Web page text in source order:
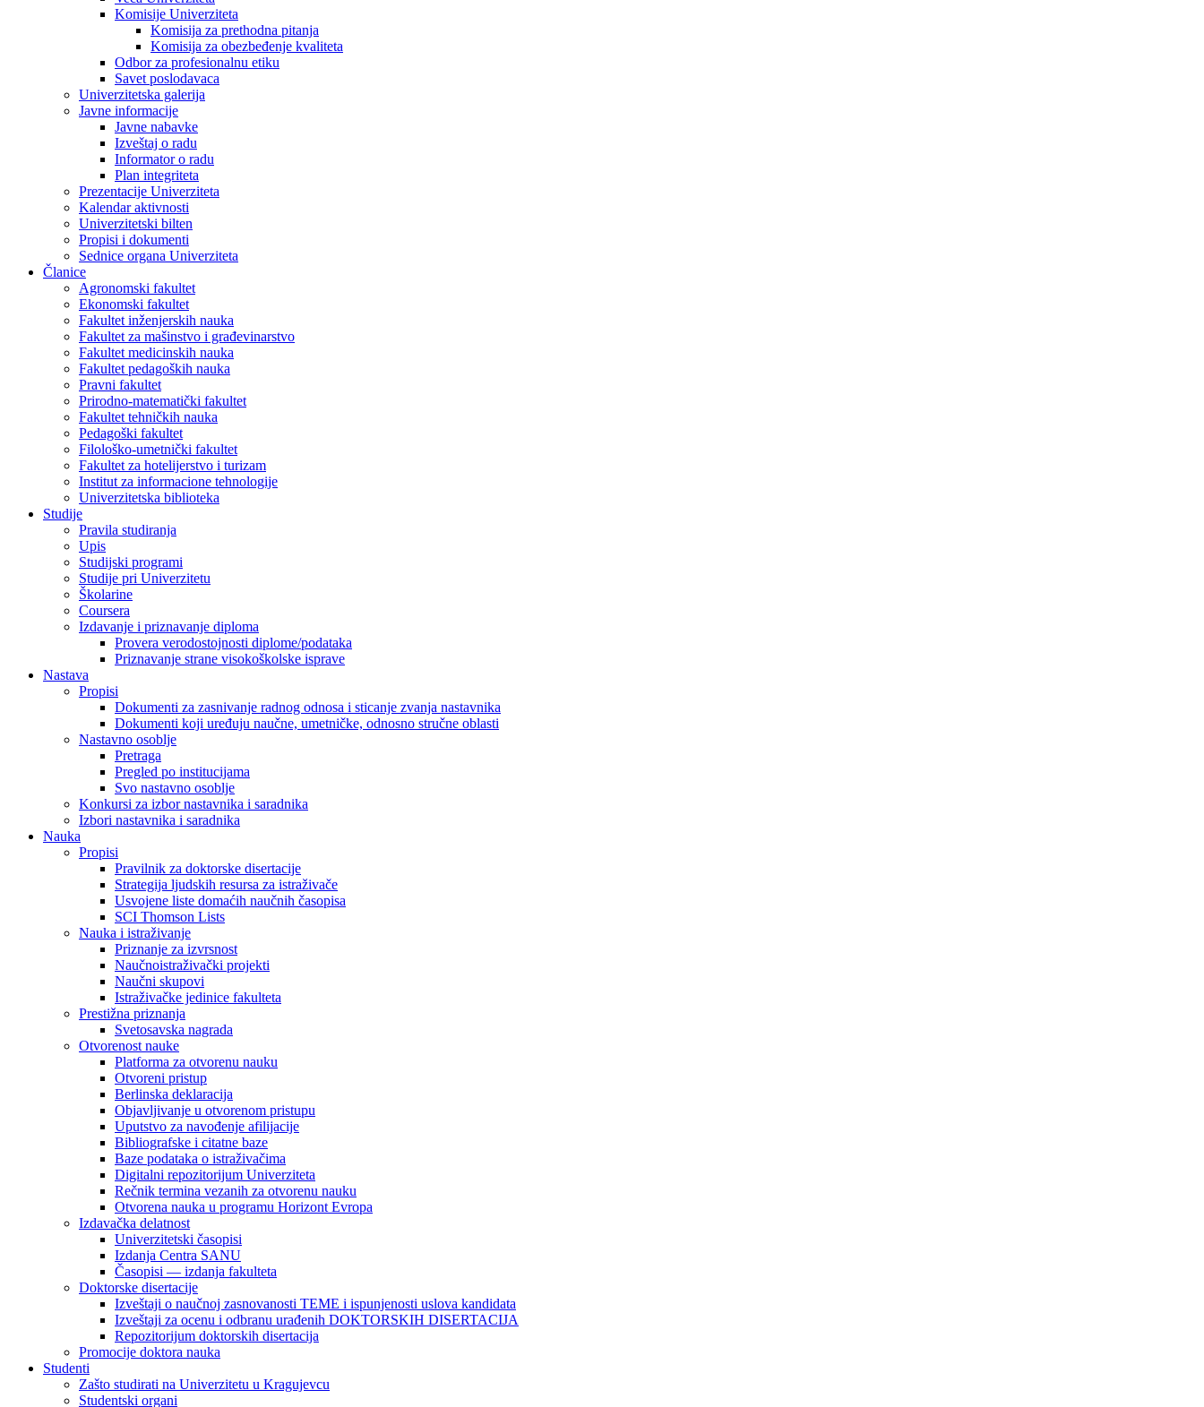
Komisije Univerziteta
Komisija za prethodna pitanja
Komisija za obezbeđenje kvaliteta
Odbor za profesionalnu etiku
Savet poslodavaca
Univerzitetska galerija
Javne informacije
Javne nabavke
Izveštaj o radu
Informator o radu
Plan integriteta
Prezentacije Univerziteta
Kalendar aktivnosti
Univerzitetski bilten
Propisi i dokumenti
Sednice organa Univerziteta
Članice
Agronomski fakultet
Ekonomski fakultet
Fakultet inženjerskih nauka
Fakultet za mašinstvo i građevinarstvo
Fakultet medicinskih nauka
Fakultet pedagoških nauka
Pravni fakultet
Prirodno-matematički fakultet
Fakultet tehničkih nauka
Pedagoški fakultet
Filološko-umetnički fakultet
Fakultet za hotelijerstvo i turizam
Institut za informacione tehnologije
Univerzitetska biblioteka
Studije
Pravila studiranja
Upis
Studijski programi
Studije pri Univerzitetu
Školarine
Coursera
Izdavanje i priznavanje diploma
Provera verodostojnosti diplome/podataka
Priznavanje strane visokoškolske isprave
Nastava
Propisi
Dokumenti za zasnivanje radnog odnosa i sticanje zvanja nastavnika
Dokumenti koji uređuju naučne, umetničke, odnosno stručne oblasti
Nastavno osoblje
Pretraga
Pregled po institucijama
Svo nastavno osoblje
Konkursi za izbor nastavnika i saradnika
Izbori nastavnika i saradnika
Nauka
Propisi
Pravilnik za doktorske disertacije
Strategija ljudskih resursa za istraživače
Usvojene liste domaćih naučnih časopisa
SCI Thomson Lists
Nauka i istraživanje
Priznanje za izvrsnost
Naučnoistraživački projekti
Naučni skupovi
Istraživačke jedinice fakulteta
Prestižna priznanja
Svetosavska nagrada
Otvorenost nauke
Platforma za otvorenu nauku
Otvoreni pristup
Berlinska deklaracija
Objavljivanje u otvorenom pristupu
Uputstvo za navođenje afilijacije
Bibliografske i citatne baze
Baze podataka o istraživačima
Digitalni repozitorijum Univerziteta
Rečnik termina vezanih za otvorenu nauku
Otvorena nauka u programu Horizont Evropa
Izdavačka delatnost
Univerzitetski časopisi
Izdanja Centra SANU
Časopisi — izdanja fakulteta
Doktorske disertacije
Izveštaji o naučnoj zasnovanosti TEME i ispunjenosti uslova kandidata
Izveštaji za ocenu i odbranu urađenih DOKTORSKIH DISERTACIJA
Repozitorijum doktorskih disertacija
Promocije doktora nauka
Studenti
Zašto studirati na Univerzitetu u Kragujevcu
Studentski organi